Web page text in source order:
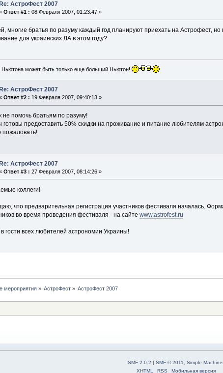
Re: АстроФест 2007
Ответ #1 : 08 Февраля 2007, 01:23:47 »
многие братья по разуму каждый год планируют приехать на Астрофест,
для украинских ЛА в этом году?
может быть только еще больший Ньютон!
Re: АстроФест 2007
Ответ #2 : 19 Февраля 2007, 09:40:13 »
не помочь братьям по разуму!
готовы предоставить 50% скидки на проживание и питание любителям
пожаловать!
АстроФест 2007
Ответ #3 : 27 Февраля 2007, 08:14:26 »
коллеги!
что предварительная регистрация участников фестиваля началась.
во время проведения фестиваля - на сайте www.astrofest.ru
гости всех любителей астрономии Украины!
мероприятия» АстроФест » АстроФест 2007
SMF 2.0.2 | SMF © 2011
Simple
XHTML
RSS Мобильная версия